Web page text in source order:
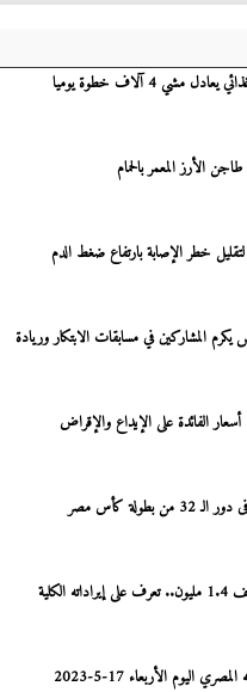
4 آلاف خطوة يوميا
الأرز المعمر بالحمام
يكرم المشاركين في مسابقات الابتكار وريادة
الفائدة على الإيداع والإقراض
بطولة كأس مصر
اليوم الأربعاء 17-5-2023